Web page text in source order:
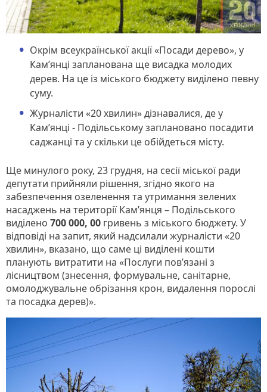
Окрім всеукраїнської акції «Посади дерево», у
Кам’янці запланована ще висадка молодих
дерев. На це із міського бюджету виділено певну
суму.
Журналісти «20 хвилин» дізнавалися, де у
Кам’янці - Подільському заплановано посадити
саджанці та у скільки це обійдеться місту.
Ще минулого року, 23 грудня, на сесії міської ради
депутати прийняли рішення, згідно якого на
забезпечення озеленення та утримання зелених
насаджень на території Кам’янця – Подільського
виділено 700 000, 00 гривень з міського бюджету. У
відповіді на запит, який надсилали журналісти «20
хвилин», вказано, що саме ці виділені кошти
планують витратити на «Послуги пов’язані з
лісництвом (знесення, формувальне, санітарне,
омолоджувальне обрізання крон, видалення порослі
та посадка дерев)».